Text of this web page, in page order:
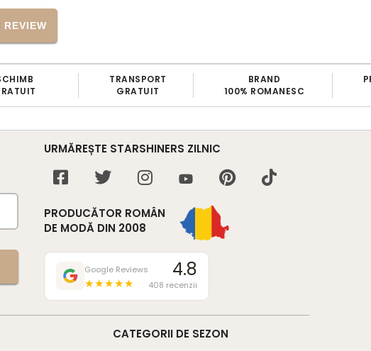
REVIEW
TRANSPORT
GRATUIT
BRAND
100% ROMANESC
URMĂREȘTE STARSHINERS ZILNIC
PRODUCĂTOR ROMÂN
DE MODĂ DIN 2008
Google Reviews
★★★★★
4.8
408 recenzii
CATEGORII DE SEZON